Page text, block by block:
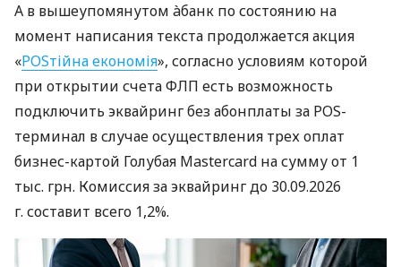
А в вышеупомянутом àбанк по состоянию на
момент написания текста продолжается акция
«POSтійна економія», согласно условиям которой
при открытии счета ФЛП есть возможность
подключить эквайринг без абонплаты за POS-
терминал в случае осуществления трех оплат
бизнес-картой Голубая Mastercard на сумму от 1
тыс. грн. Комиссия за эквайринг до 30.09.2026
г. составит всего 1,2%.